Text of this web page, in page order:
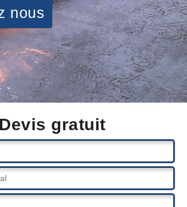
nous
Devis gratuit